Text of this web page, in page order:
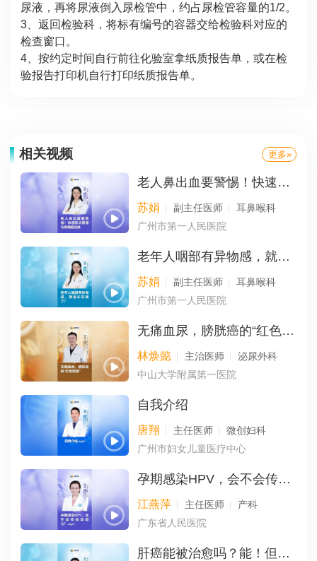
尿液，再将尿液倒入尿检管中，约占尿检管容量的1/2。
3、返回检验科，将标有编号的容器交给检验科对应的
检查窗口。
4、按约定时间自行前往化验室拿纸质报告单，或在检
验报告打印机自行打印纸质报告单。
相关视频 更多»
老人鼻出血要警惕！快速区分普通与鼻咽癌出血
苏娟 副主任医师
耳鼻喉科
广州市第一人民医院
老年人咽部有异物感，就是长东西了？
苏娟 副主任医师
耳鼻喉科
广州市第一人民医院
无痛血尿，膀胱癌的“红色警报”
林焕懿 主治医师
泌尿外科
中山大学附属第一医院
自我介绍
唐翔 主任医师
微创妇科
广州市妇女儿童医疗中心
孕期感染HPV，会不会传染给胎儿？
江燕萍 主任医师
产科
广东省人民医院
肝癌能被治愈吗？能！但有个前提——抓住这个“黄金时期”